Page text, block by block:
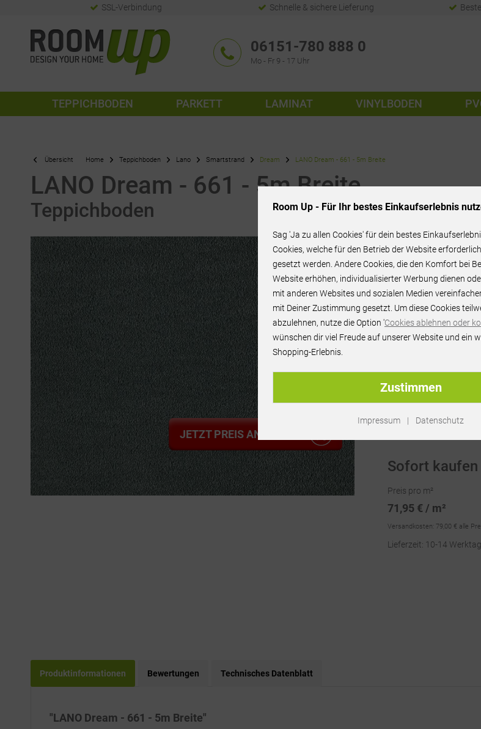
SSL-Verbindung Schnelle & sichere Lieferung
06151-780 888 0
Mo - Fr 9 - 17 Uhr
TEPPICHBODEN PARKETT LAMINAT VINYLBODEN
Übersicht Home Teppichboden Lano Smartstrand Dream LANO Dream - 661 - 5m Breite
LANO Dream - 661 - 5m Breite
Teppichboden
JETZT PREIS ANFRAGEN
71,95 € /
Artikel-Nr.:RU67630
Sofort kaufen
Preis pro m²
71,95 € / m²
Versandkosten: 79,00 € alle
Lieferzeit: 10-14
Produktinformationen Bewertungen Technisches Datenblatt
"LANO Dream - 661 - 5m Breite"
Room Up - Für Ihr bestes Einkaufserlebnis
Sag 'Ja zu allen Cookies' für dein bestes
Cookies, welche für den Betrieb der Website
gesetzt werden. Andere Cookies, die den Komfort bei
Website erhöhen, individualisierter Werbung dienen
mit anderen Websites und sozialen Medien
mit Deiner Zustimmung gesetzt. Um diese Cookies
abzulehnen, nutze die Option 'Cookies ablehnen oder
wünschen dir viel Freude auf unserer Website und ein
Shopping-Erlebnis.
Zustimmen
Impressum | Datenschutz